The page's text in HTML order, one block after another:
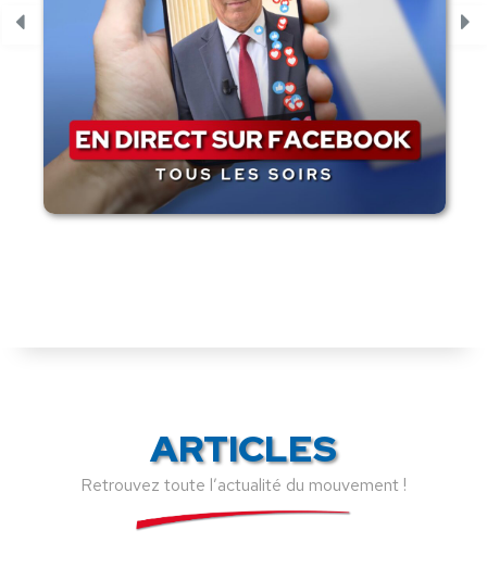
ARTICLES
Retrouvez toute l’actualité du mouvement !